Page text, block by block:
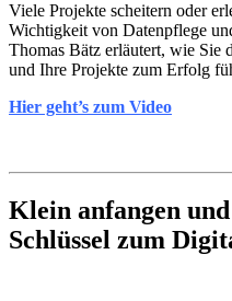
Viele Projekte scheitern oder
Wichtigkeit von Datenpflege
Thomas Bätz erläutert, wie Sie
und Ihre Projekte zum Erfolg
Hier geht’s zum Video
Klein anfangen
Schlüssel zum